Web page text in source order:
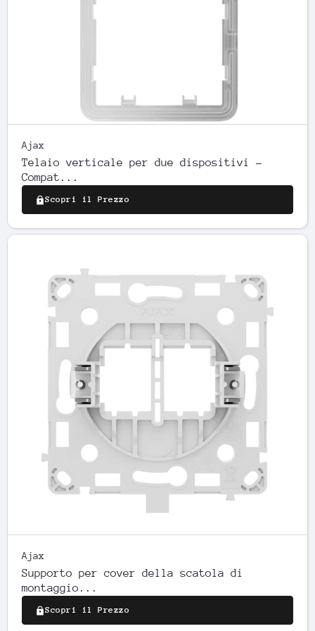
Ajax
Telaio verticale per due dispositivi -
Compat...
Scopri il Prezzo
Ajax
Supporto per cover della scatola di
montaggio...
Scopri il Prezzo